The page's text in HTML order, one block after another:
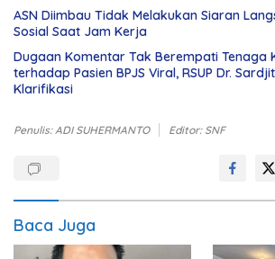
ASN Diimbau Tidak Melakukan Siaran
Sosial Saat Jam Kerja
Dugaan Komentar Tak Berempati Tenaga
terhadap Pasien BPJS Viral, RSUP Dr.
Klarifikasi
Penulis: ADI SUHERMANTO Editor: SNF
Baca Juga